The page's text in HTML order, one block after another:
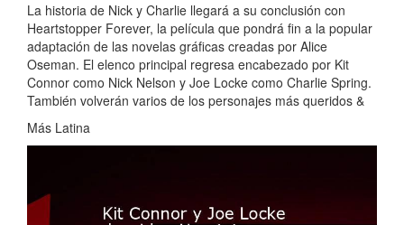
La historia de Nick y Charlie llegará a su conclusión con
Heartstopper Forever, la película que pondrá fin a la popular
adaptación de las novelas gráficas creadas por Alice
Oseman. El elenco principal regresa encabezado por Kit
Connor como Nick Nelson y Joe Locke como Charlie Spring.
También volverán varios de los personajes más queridos &
Más Latina